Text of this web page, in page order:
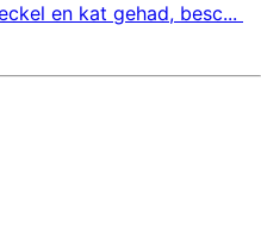
en kat gehad, besc...